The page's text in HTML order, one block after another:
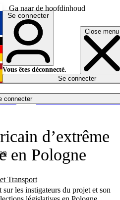
Ga naar de hoofdinhoud
Close menu
connecter
Transport
English
Deutsch
Español
Se connecter
Vous êtes déconnecté.
Se connecter
d’extrême
en Pologne
les instigateurs du projet et son